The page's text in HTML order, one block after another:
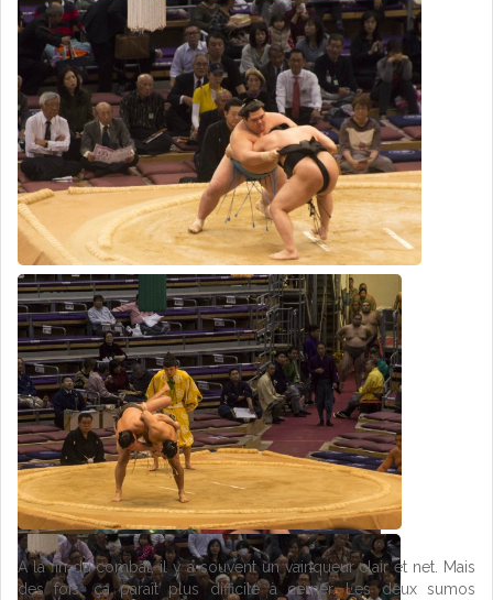
A la fin du combat, il y a souvent un vainqueur clair et net. Mais
des fois, ça paraît plus difficile à cerner. Les deux sumos